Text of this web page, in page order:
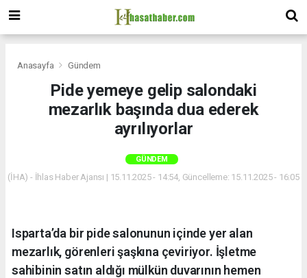
Anasayfa Gündem
Pide yemeye gelip salondaki
mezarlık başında dua ederek
ayrılıyorlar
GÜNDEM
(İHA) - İhlas Haber Ajansı | 15.11.2025 - 14:54, Güncelleme: 15.11.2025 - 16:05
Isparta’da bir pide salonunun içinde yer alan
mezarlık, görenleri şaşkına çeviriyor. İşletme
sahibinin satın aldığı mülkün duvarının hemen